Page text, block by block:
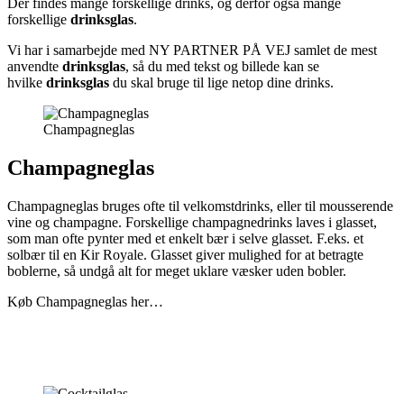
forskellige drinksglas.
Vi har i samarbejde med NY PARTNER PÅ VEJ samlet de mest
anvendte drinksglas, så du med tekst og billede kan se
hvilke drinksglas du skal bruge til lige netop dine drinks.
Champagneglas
Champagneglas
Champagneglas bruges ofte til velkomstdrinks, eller til mousserende
vine og champagne. Forskellige champagnedrinks laves i glasset,
som man ofte pynter med et enkelt bær i selve glasset. F.eks. et
solbær til en Kir Royale. Glasset giver mulighed for at betragte
boblerne, så undgå alt for meget uklare væsker uden bobler.
Køb Champagneglas her…